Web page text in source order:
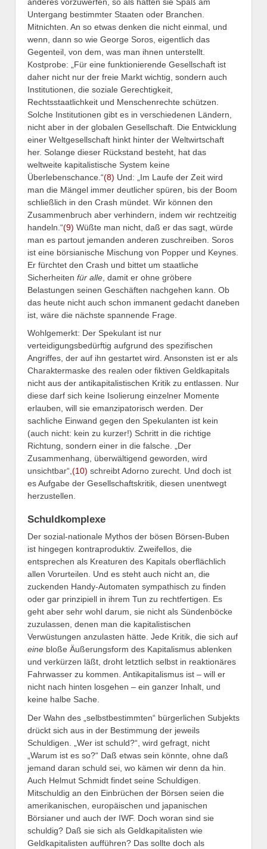
Untergang bestimmter Staaten oder Branchen.
Mitnichten. An so etwas denken die nicht einmal, und
wenn, dann so wie George Soros, eigentlich das
Gegenteil, von dem, was man ihnen unterstellt.
Kostprobe: „Für eine funktionierende Gesellschaft ist
daher nicht nur der freie Markt wichtig, sondern auch
Institutionen, die soziale Gerechtigkeit,
Rechtsstaatlichkeit und Menschenrechte schützen.
Solche Institutionen gibt es in verschiedenen Ländern,
nicht aber in der globalen Gesellschaft. Die Entwicklung
einer Weltgesellschaft hinkt hinter der Weltwirtschaft
her. Solange dieser Rückstand besteht, hat das
weltweite kapitalistische System keine
Überlebenschance.“(8) Und: „Im Laufe der Zeit wird
man die Mängel immer deutlicher spüren, bis der Boom
schließlich in den Crash mündet. Wir können den
Zusammenbruch aber verhindern, indem wir rechtzeitig
handeln.“(9) Wüßte man nicht, daß er das sagt, würde
man es partout jemanden anderen zuschreiben. Soros
ist eine börsianische Mischung von Popper und Keynes.
Er fürchtet den Crash und bittet um staatliche
Sicherheiten für alle , damit er ohne gröbere
Belastungen seinen Geschäften nachgehen kann. Ob
das heute nicht auch schon immanent gedacht daneben
ist, wäre die nächste spannende Frage.
Wohlgemerkt: Der Spekulant ist nur
verteidigungsbedürftig aufgrund des spezifischen
Angriffes, der auf ihn gestartet wird. Ansonsten ist er als
Charaktermaske des realen oder fiktiven Geldkapitals
nicht aus der antikapitalistischen Kritik zu entlassen. Nur
diese darf sich keine Isolierung einzelner Momente
erlauben, will sie emanzipatorisch werden. Der
sachliche Einwand gegen den Spekulanten ist kein
(auch nicht: kein zu kurzer!) Schritt in die richtige
Richtung, sondern einer in die falsche. „Der
Zusammenhang, überwältigend geworden, wird
unsichtbar“,(10) schreibt Adorno zurecht. Und doch ist
es Aufgabe der Gesellschaftskritik, diesen unentwegt
herzustellen.
Schuldkomplexe
Der sozial-nationale Mythos der bösen Börsen-Buben
ist hingegen kontraproduktiv. Zweifellos, die
entsprechen als Kreaturen des Kapitals oberflächlich
allen Vorurteilen. Und es steht auch nicht an, die
zuckenden Handy-Automaten sympathisch zu finden
oder gar prinzipiell in ihrem Tun zu rechtfertigen. Es
geht aber sehr wohl darum, sie nicht als Sündenböcke
zuzulassen, denen man die kapitalistischen
Verwüstungen anzulasten hätte. Jede Kritik, die sich auf
eine bloße Äußerungsform des Kapitalismus ablenken
und verkürzen läßt, droht letztlich selbst in reaktionäres
Fahrwasser zu kommen. Antikapitalismus ist – will er
nicht nach hinten losgehen – ein ganzer Inhalt, und
keine halbe Sache.
Der Wahn des „selbstbestimmten“ bürgerlichen Subjekts
drückt sich aus in der Bestimmung der jeweils
Schuldigen. „Wer ist schuld?“, wird gefragt, nicht
„Warum ist es so?“ Daß etwas sein könnte, ohne daß
jemand daran schuld sei, wo kämen wir denn da hin.
Auch Helmut Schmidt findet seine Schuldigen.
Mitschuldig an den Einbrüchen der Börsen seien die
amerikanischen, europäischen und japanischen
Börsianer und auch der IWF. Doch woran sind sie
schuldig? Daß sie sich als Geldkapitalisten wie
Geldkapitalisten aufführen? Das sollte doch als